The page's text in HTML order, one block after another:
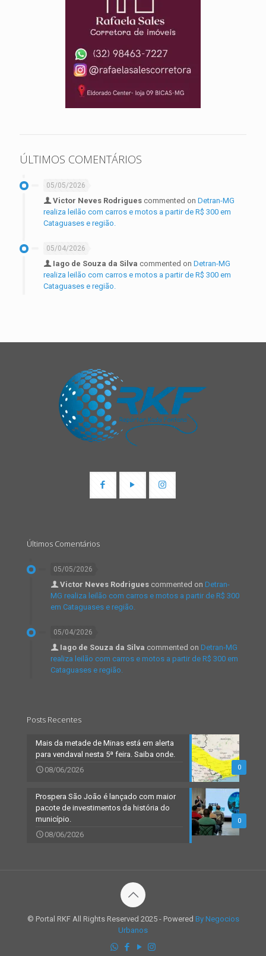
ÚLTIMOS COMENTÁRIOS
05/05/2026
Victor Neves Rodrigues commented on Detran-MG
realiza leilão com carros e motos a partir de R$ 300 em
Cataguases e região.
05/04/2026
Iago de Souza da Silva commented on Detran-MG
realiza leilão com carros e motos a partir de R$ 300 em
Cataguases e região.
Últimos Comentários
05/05/2026
Victor Neves Rodrigues commented on Detran-
MG realiza leilão com carros e motos a partir de R$ 300
em Cataguases e região.
05/04/2026
Iago de Souza da Silva commented on Detran-MG
realiza leilão com carros e motos a partir de R$ 300 em
Cataguases e região.
Posts Recentes
0
Mais da metade de Minas está em alerta
para vendaval nesta 5ª feira. Saiba onde.
08/06/2026
0
Prospera São João é lançado com maior
pacote de investimentos da história do
município.
08/06/2026
© Portal RKF All Rights Reserved 2025 - Powered By Negocios
Urbanos